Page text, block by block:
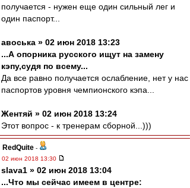
получается - нужен еще один сильный лег и
один паспорт...
авоська » 02 июн 2018 13:23
...А опорника русского ищут на замену
кэпу,судя по всему...
Да все равно получается ослабление, нет у нас
паспортов уровня чемпионского кэпа...
Жентяй » 02 июн 2018 13:24
Этот вопрос - к тренерам сборной...)))
RedQuite -
02 июн 2018 13:30
slava1 » 02 июн 2018 13:04
...Что мы сейчас имеем в центре: